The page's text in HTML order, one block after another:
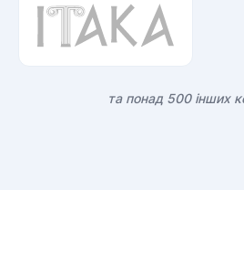
та понад 500 інших